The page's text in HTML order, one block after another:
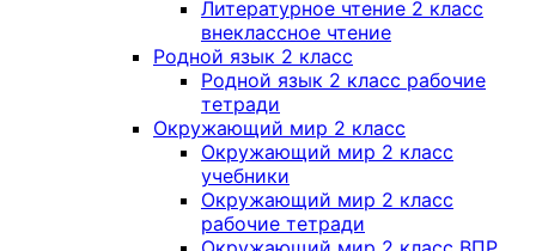
Литературное чтение 2 класс
внеклассное чтение
Родной язык 2 класс
Родной язык 2 класс рабочие
тетради
Окружающий мир 2 класс
Окружающий мир 2 класс
учебники
Окружающий мир 2 класс
рабочие тетради